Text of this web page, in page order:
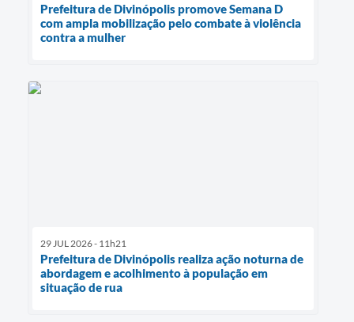
Prefeitura de Divinópolis promove Semana D
com ampla mobilização pelo combate à violência
contra a mulher
29 JUL 2026 - 11h21
Prefeitura de Divinópolis realiza ação noturna de
abordagem e acolhimento à população em
situação de rua